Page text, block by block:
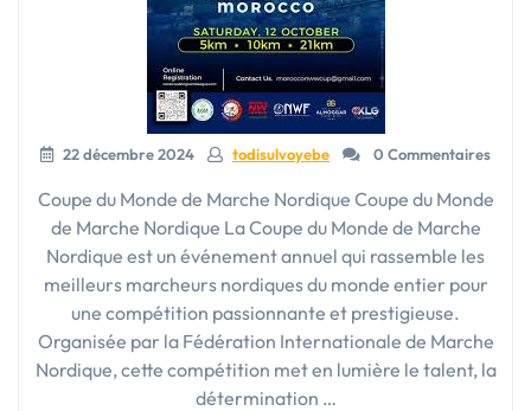
22 décembre 2024 todisulvoyebe 0 Commentaires
Coupe du Monde de Marche Nordique Coupe du Monde
de Marche Nordique La Coupe du Monde de Marche
Nordique est un événement annuel qui rassemble les
meilleurs marcheurs nordiques du monde entier pour
une compétition passionnante et prestigieuse.
Organisée par la Fédération Internationale de Marche
Nordique, cette compétition met en lumière le talent, la
détermination …